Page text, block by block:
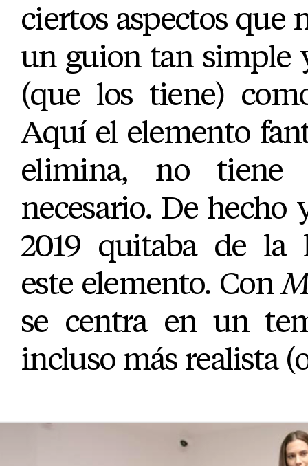
ciertos aspectos que
un guion tan simple
(que los tiene)
Aquí el elemento
elimina, no tiene
necesario. De hecho
2019 quitaba de la
este elemento. Con
se centra en un
incluso más realista